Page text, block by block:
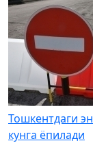
Тошкентдаги
кунга ёпилади